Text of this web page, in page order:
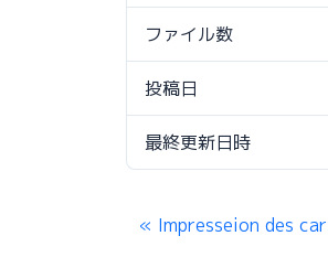
ファイル数
投稿日
最終更新日時
Impresseion des